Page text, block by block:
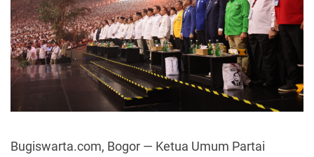
Bugiswarta.com, Bogor — Ketua Umum Partai